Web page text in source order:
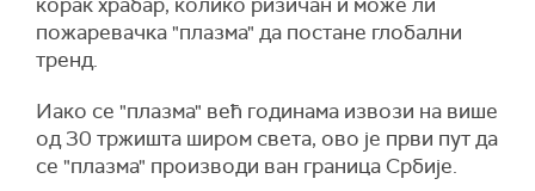
пожаревачка "плазма" да постане глобални
тренд.
Иако се "плазма" већ годинама извози на више
од 30 тржишта широм света, ово је први пут да
се "плазма" производи ван граница Србије.